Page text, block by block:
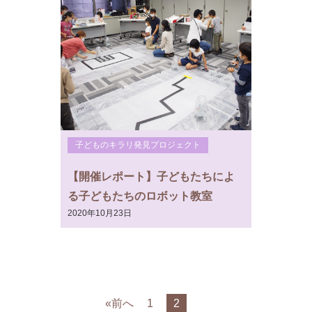
子どものキラリ発見プロジェクト
【開催レポート】子どもたちによ
る子どもたちのロボット教室
2020年10月23日
«前へ 1 2